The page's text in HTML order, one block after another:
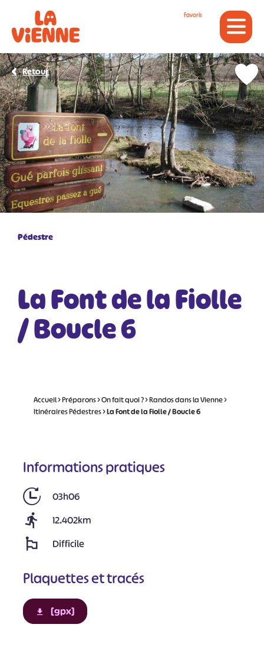
Favoris
Pédestre
La Font de la Fiolle
/ Boucle 6
Retour
Accueil>Préparons>On fait quoi ?>Randos dans la Vienne>
Itinéraires Pédestres>La Font de la Fiolle / Boucle 6
Informations pratiques
03h06
12.402km
Difficile
Plaquettes et tracés
[gpx]